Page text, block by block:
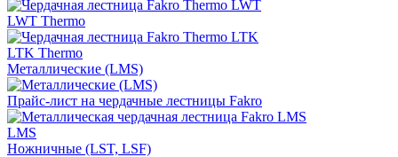
LWT Thermo
LTK Thermo
Металлические (LMS)
Прайс-лист на чердачные лестницы Fakro
LMS
Ножничные (LST, LSF)